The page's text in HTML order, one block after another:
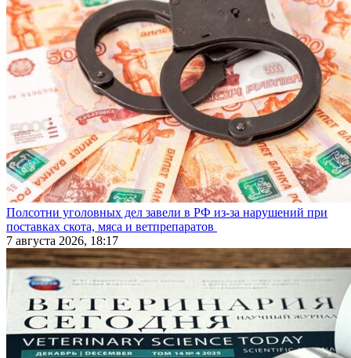
Полсотни уголовных дел завели в РФ из-за нарушений при
поставках скота, мяса и ветпрепаратов
7 августа 2026, 18:17